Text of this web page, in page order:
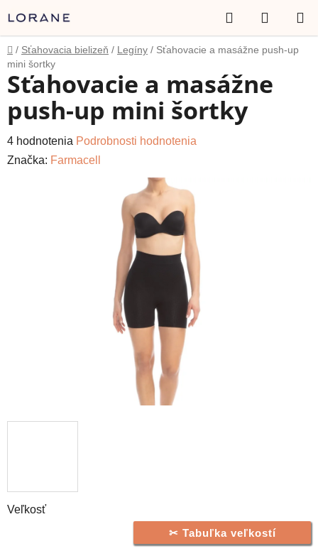
na
obsah
Hľadať
KOŠÍK
Domov
/ Sťahovacia bielizeň / Legíny / Sťahovacie a masážne push-up
mini šortky
Tabuľka veľkostí
Veľkosť
Sťahovacie a masážne
push-up mini šortky
Priemerné
hodnotenie
4 hodnotenia Podrobnosti hodnotenia
Značka: Farmacell